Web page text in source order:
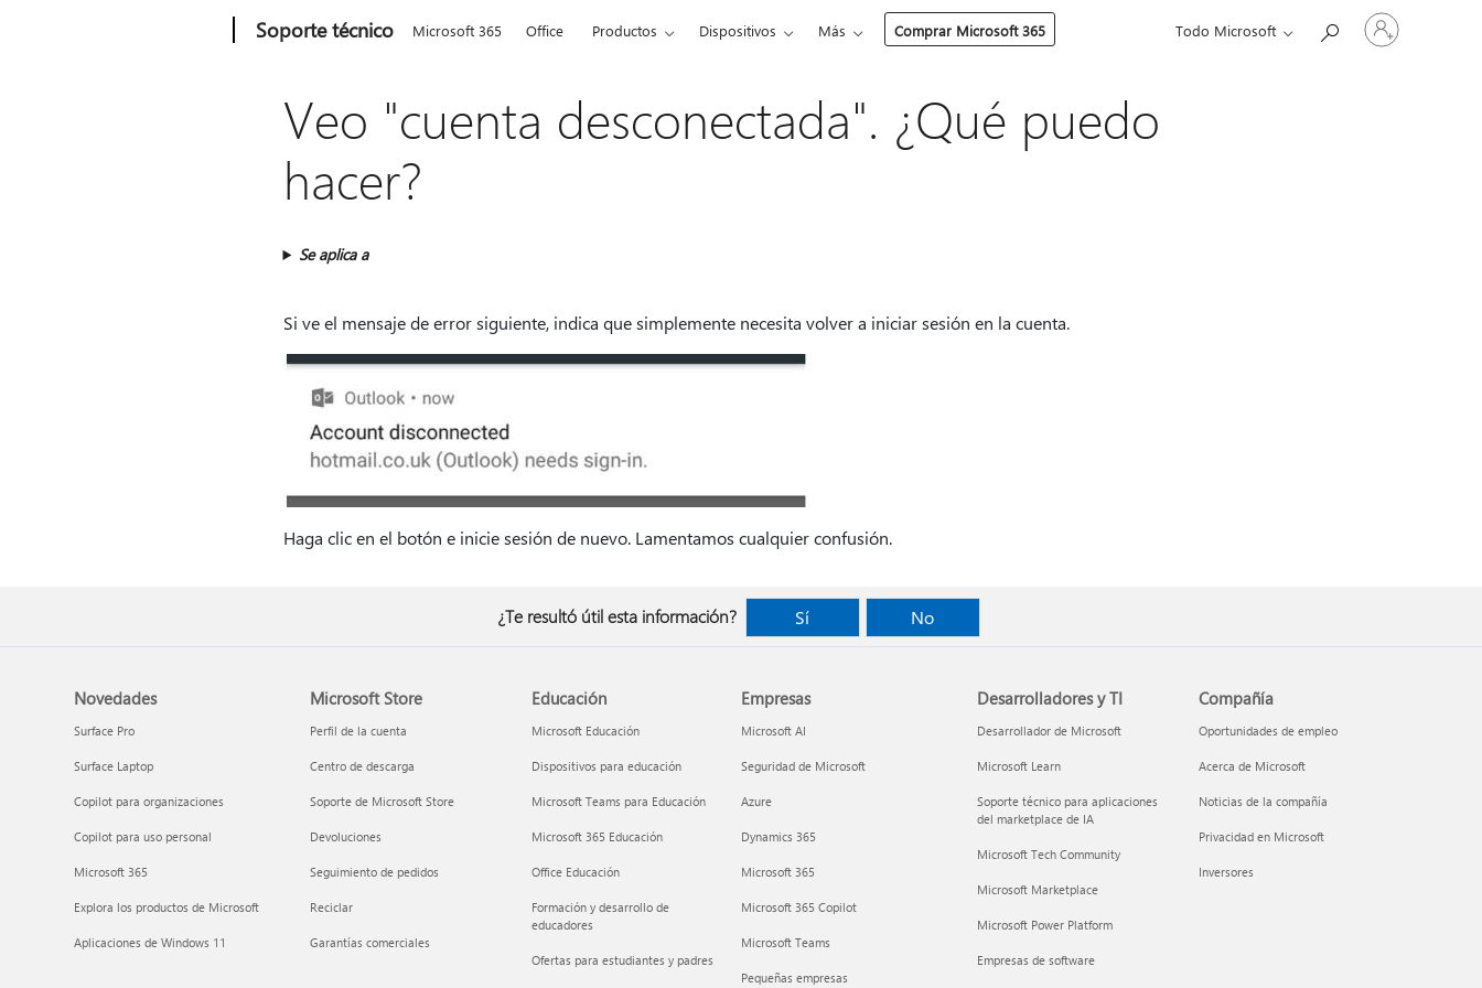
Soporte técnico Microsoft 365 Office Productos Dispositivos Más Comprar Microsoft 365 Todo Microsoft
Iniciar
sesión
Veo "cuenta desconectada". ¿Qué puedo
hacer?
Se aplica a
Si ve el mensaje de error siguiente, indica que simplemente necesita volver a iniciar sesión en la cuenta.
Haga clic en el botón e inicie sesión de nuevo. Lamentamos cualquier confusión.
¿Te resultó útil esta información? Sí No
Novedades
Surface Pro
Surface Laptop
Copilot para organizaciones
Copilot para uso personal
Microsoft 365
Explora los productos de Microsoft
Aplicaciones de Windows 11
Microsoft Store
Perfil de la cuenta
Centro de descarga
Soporte de Microsoft Store
Devoluciones
Seguimiento de pedidos
Reciclar
Garantías comerciales
Educación
Microsoft Educación
Dispositivos para educación
Microsoft Teams para Educación
Microsoft 365 Educación
Office Educación
Formación y desarrollo de
educadores
Ofertas para estudiantes y padres
Empresas
Microsoft AI
Seguridad de Microsoft
Azure
Dynamics 365
Microsoft 365
Microsoft 365 Copilot
Microsoft Teams
Pequeñas empresas
Desarrolladores y TI
Desarrollador de Microsoft
Microsoft Learn
Soporte técnico para aplicaciones
del marketplace de IA
Microsoft Tech Community
Microsoft Marketplace
Microsoft Power Platform
Empresas de software
Compañía
Oportunidades de empleo
Acerca de Microsoft
Noticias de la compañía
Privacidad en Microsoft
Inversores